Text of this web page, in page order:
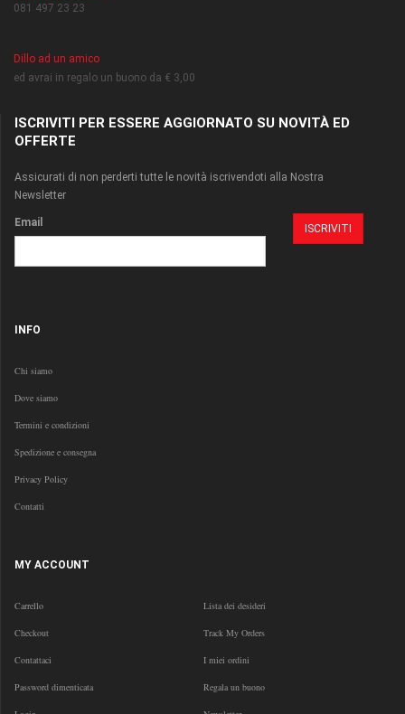
081 497 23 23
Dillo ad un amico
ed avrai in regalo un buono da € 3,00
ISCRIVITI PER ESSERE AGGIORNATO SU NOVITÀ ED
OFFERTE
Assicurati di non perderti tutte le novità iscrivendoti alla Nostra
Newsletter
Email
INFO
Chi siamo
Dove siamo
Termini e condizioni
Spedizione e consegna
Privacy Policy
Contatti
MY ACCOUNT
Carrello Lista dei desideri
Checkout Track My Orders
Contattaci I miei ordini
Password dimenticata Regala un buono